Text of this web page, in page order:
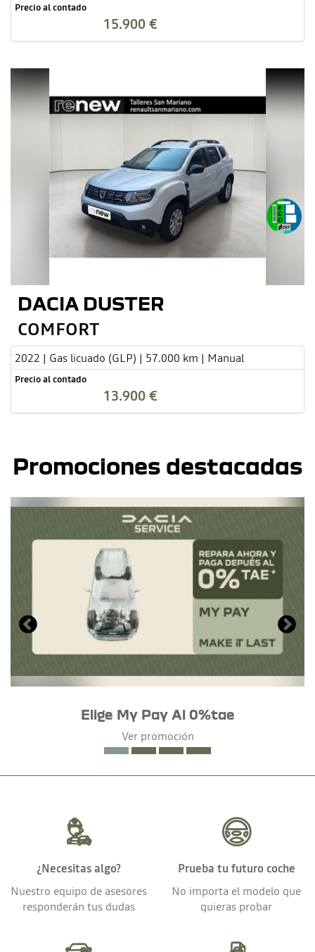
Precio al contado
15.900 €
DACIA DUSTER
COMFORT
2022 | Gas licuado (GLP) | 57.000 km | Manual
Precio al contado
13.900 €
Promociones destacadas
Elige My Pay Al 0%tae
Ver promoción
¿Necesitas algo?
Nuestro equipo de asesores
responderán tus dudas
Prueba tu futuro coche
No importa el modelo que
quieras probar